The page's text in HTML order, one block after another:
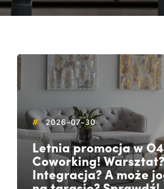
# 2026-07-30
Letnia promocja w O4
Coworking! Warsztat?
Integracja? A może